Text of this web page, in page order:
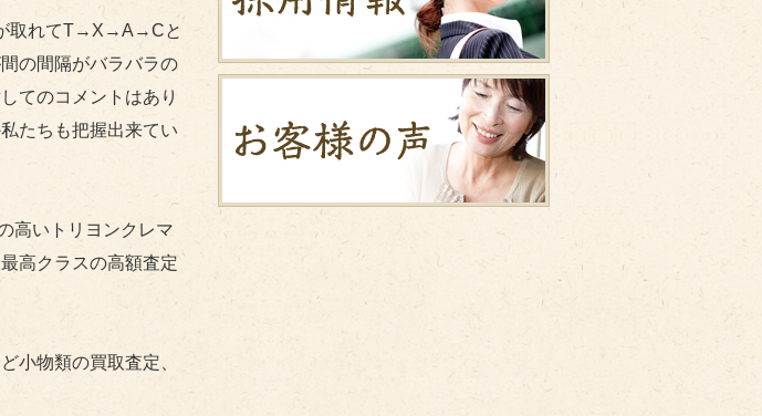
が取れてT→X→A→Cと
の間隔がバラバラの
てのコメントはあり
たちも把握出来てい
高いトリヨンクレマ
高クラスの高額査定
小物類の買取査定、